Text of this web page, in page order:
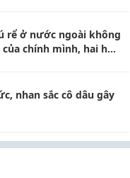
rể ở nước ngoài không
chính mình, hai họ
nhan sắc cô dâu gây